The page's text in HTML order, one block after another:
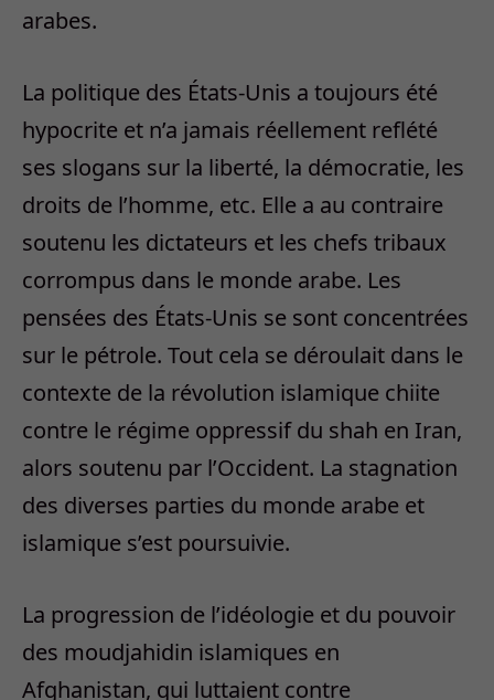
arabes.
La politique des États-Unis a toujours été
hypocrite et n’a jamais réellement reflété
ses slogans sur la liberté, la démocratie, les
droits de l’homme, etc. Elle a au contraire
soutenu les dictateurs et les chefs tribaux
corrompus dans le monde arabe. Les
pensées des États-Unis se sont concentrées
sur le pétrole. Tout cela se déroulait dans le
contexte de la révolution islamique chiite
contre le régime oppressif du shah en Iran,
alors soutenu par l’Occident. La stagnation
des diverses parties du monde arabe et
islamique s’est poursuivie.
La progression de l’idéologie et du pouvoir
des moudjahidin islamiques en
Afghanistan, qui luttaient contre